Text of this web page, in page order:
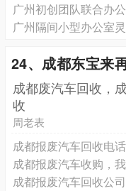
广州初创团队联合办
广州隔间小型办公室
24、成都东宝来
成都废汽车回收，
收
周老表
成都报废汽车回收电
成都报废汽车收购，
成都报废汽车回收公